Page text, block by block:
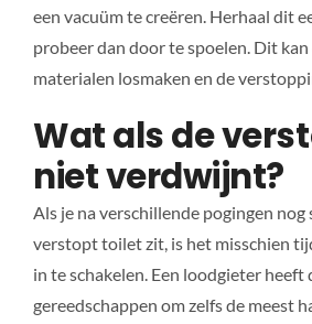
een vacuüm te creëren. Herhaal dit
probeer dan door te spoelen. Dit
materialen losmaken en de
Wat als de
niet verdwijnt?
Als je na verschillende pogingen nog
verstopt toilet zit, is het misschien
in te schakelen. Een loodgieter heeft
gereedschappen om zelfs de meest